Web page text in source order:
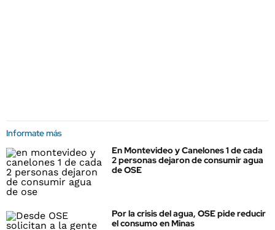
Informate más
En Montevideo y Canelones 1 de cada
2 personas dejaron de consumir agua
de OSE
Por la crisis del agua, OSE pide reducir
el consumo en Minas